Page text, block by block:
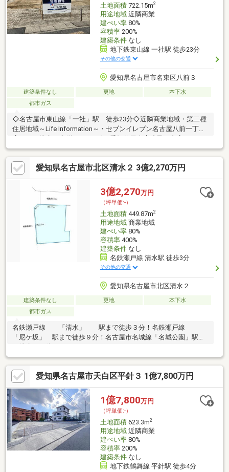
土地面積722.15m2
用途地域近隣商業
建ぺい率80%
容積率200%
建築条件なし
地下鉄東山線 一社駅 徒歩23分
その他の交通
愛知県名古屋市名東区八前３
建築条件なし 更地
本下水
都市ガス
◇名古屋市東山線「一社」駅 徒歩23分◇近隣商業地域・第二種
住居地域～Life Information～・セブンイレブン名古屋八前一丁目
徒歩８分(約５８０ｍ)・名古屋八前郵便局・・・徒歩２分(約９０
ｍ)・藤原医院・・・徒歩３分(約２４０ｍ)
愛知県名古屋市北区清水２ 3億2,270万円
3億2,270万円
（坪単価:-）
土地面積449.87m2
用途地域商業地域
建ぺい率80%
容積率400%
建築条件なし
名鉄瀬戸線 清水駅 徒歩3分
その他の交通
愛知県名古屋市北区清水２
建築条件なし 更地
本下水
都市ガス
名鉄瀬戸線 「清水」 駅まで徒歩３分！名鉄瀬戸線
「尼ケ坂」 駅まで徒歩９分！名古屋市名城線「名城公園」駅ま
愛知県名古屋市天白区平針３ 1億7,800万円
1億7,800万円
（坪単価:-）
土地面積623.3m2
用途地域近隣商業
建ぺい率80%
容積率200%
建築条件なし
地下鉄鶴舞線 平針駅 徒歩4分